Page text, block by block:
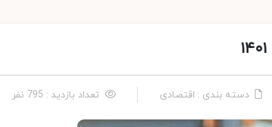
دسته بندی : اقتصادی تعداد بازدید : 795 نفر